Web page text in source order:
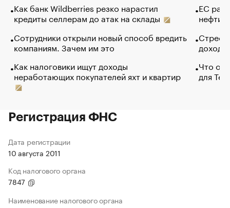
Как банк Wildberries резко нарастил
кредиты селлерам до атак на склады
Сотрудники открыли новый способ вредить
компаниям. Зачем им это
Как налоговики ищут доходы
неработающих покупателей яхт и квартир
ЕС
нефти
Что
для
Регистрация ФНС
Дата регистрации
10 августа 2011
Код налогового органа
7847
Наименование налогового органа